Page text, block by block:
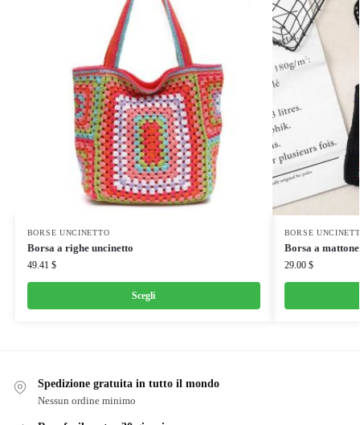
BORSE UNCINETTO
Borsa a righe uncinetto
49.41 $
Scegli
BORSE
Borsa a
29.00 $
Spedizione gratuita in tutto il mondo
Nessun ordine minimo